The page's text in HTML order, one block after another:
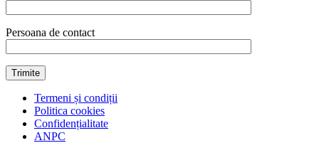
Persoana de contact
Termeni și condiții
Politica cookies
Confidențialitate
ANPC